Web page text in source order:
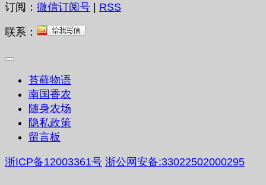
订阅： 微信订阅号 | RSS
联系：
苔藓物语
南国香农
随身农场
隐私政策
留言板
浙ICP备12003361号 浙公网安备:33022502000295